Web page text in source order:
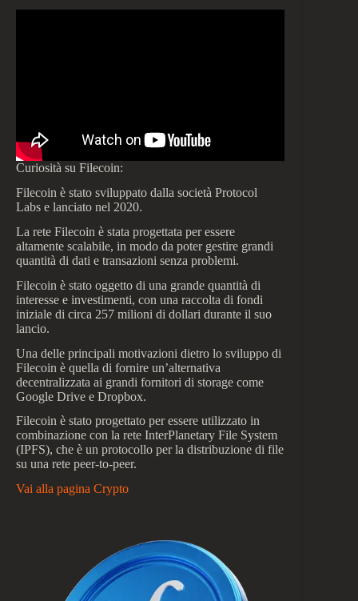
Curiosità su Filecoin:
Filecoin è stato sviluppato dalla società Protocol
Labs e lanciato nel 2020.
La rete Filecoin è stata progettata per essere
altamente scalabile, in modo da poter gestire grandi
quantità di dati e transazioni senza problemi.
Filecoin è stato oggetto di una grande quantità di
interesse e investimenti, con una raccolta di fondi
iniziale di circa 257 milioni di dollari durante il suo
lancio.
Una delle principali motivazioni dietro lo sviluppo di
Filecoin è quella di fornire un’alternativa
decentralizzata ai grandi fornitori di storage come
Google Drive e Dropbox.
Filecoin è stato progettato per essere utilizzato in
combinazione con la rete InterPlanetary File System
(IPFS), che è un protocollo per la distribuzione di file
su una rete peer-to-peer.
Vai alla pagina Crypto